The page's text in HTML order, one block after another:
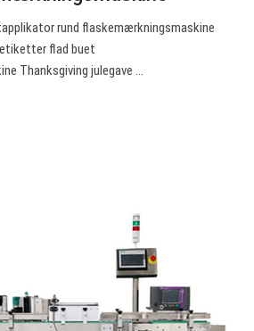
rund flaskemærkningsmaskine
flad buet
Thanksgiving julegave ...